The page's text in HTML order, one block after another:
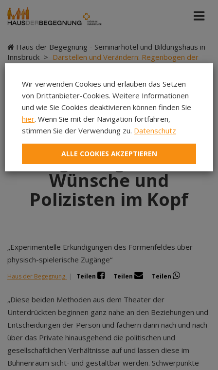
Haus der Begegnung - Seminarhotel und Bildungshaus in
Innsbruck > Darstellen und Verändern: Regenbogen der
Darstellen und
Verändern:
Regenbogen der
Wünsche und
Polizisten im Kopf
„Experimentelle Erkundigungen des Formenfeldes über
physisch-spielerische Zugänge“
Haus der Begegnung | Teilen Teilen Teilen
„Diese beiden Methoden aus dem Theater der
Unterdrückten beginnen ganz nahe an den Beziehungen und
Entscheidungen der Person und fächern dann nach und nach
über das Private hinausgehend die politischen und
gesellschaftlichen Verhältnisse auf und lassen diese im
Bühnenraum sicht- und gestaltbar werden. Schwerpunkte
Wir verwenden Cookies und erlauben das Setzen
von Drittanbieter-Cookies. Weitere Informationen
und wie Sie Cookies deaktivieren können finden Sie
hier. Wenn Sie mit der Navigation fortfahren,
stimmen Sie der Verwendung zu. Datenschutz
ALLE COOKIES AKZEPTIEREN